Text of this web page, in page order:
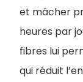
et mâcher
heures par
fibres lui
qui réduit